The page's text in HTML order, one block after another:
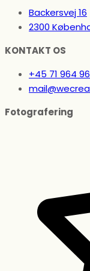
Backersvej 16
2300
KONTAKT OS
+45 71 964
Fotografering